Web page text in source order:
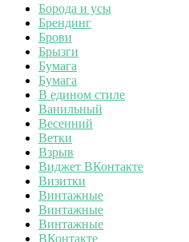
Борода и усы
Брендинг
Брови
Брызги
Бумага
Бумага
В едином стиле
Ванильный
Весенний
Ветки
Взрыв
Виджет ВКонтакте
Визитки
Винтажные
Винтажные
Винтажные
ВКонтакте